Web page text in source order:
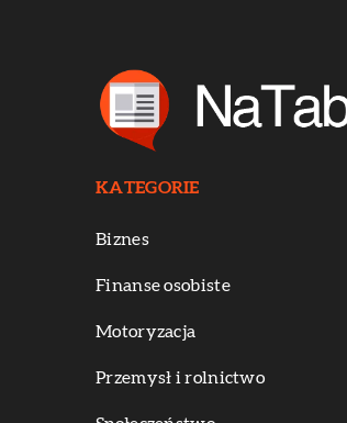
KATEGORIE
Biznes
Finanse osobiste
Motoryzacja
Przemysł i rolnictwo